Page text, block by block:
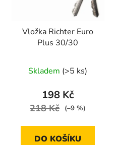
Vložka Richter Euro
Plus 30/30
Skladem (>5 ks)
198 Kč
218 Kč (–9 %)
DO KOŠÍKU